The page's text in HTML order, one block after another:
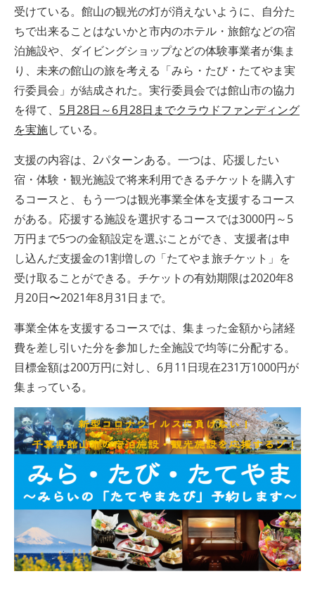
受けている。館山の観光の灯が消えないように、自分た
ちで出来ることはないかと市内のホテル・旅館などの宿
泊施設や、ダイビングショップなどの体験事業者が集ま
り、未来の館山の旅を考える「みら・たび・たてやま実
行委員会」が結成された。実行委員会では館山市の協力
を得て、 5月28日～6月28日までクラウドファンディング
を実施している。
支援の内容は、2パターンある。一つは、応援したい
宿・体験・観光施設で将来利用できるチケットを購入す
るコースと、もう一つは観光事業全体を支援するコース
がある。応援する施設を選択するコースでは3000円～5
万円まで5つの金額設定を選ぶことができ、支援者は申
し込んだ支援金の1割増しの「たてやま旅チケット」を
受け取ることができる。チケットの有効期限は2020年8
月20日〜2021年8月31日まで。
事業全体を支援するコースでは、集まった金額から諸経
費を差し引いた分を参加した全施設で均等に分配する。
目標金額は200万円に対し、6月11日現在231万1000円が
集まっている。